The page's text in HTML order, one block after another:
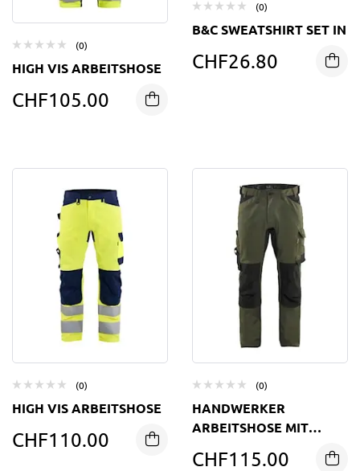
(0)
HIGH VIS ARBEITSHOSE
CHF105.00
(0)
B&C SWEATSHIRT SET IN
CHF26.80
(0)
HIGH VIS ARBEITSHOSE
CHF110.00
(0)
HANDWERKER
ARBEITSHOSE MIT
CHF115.00